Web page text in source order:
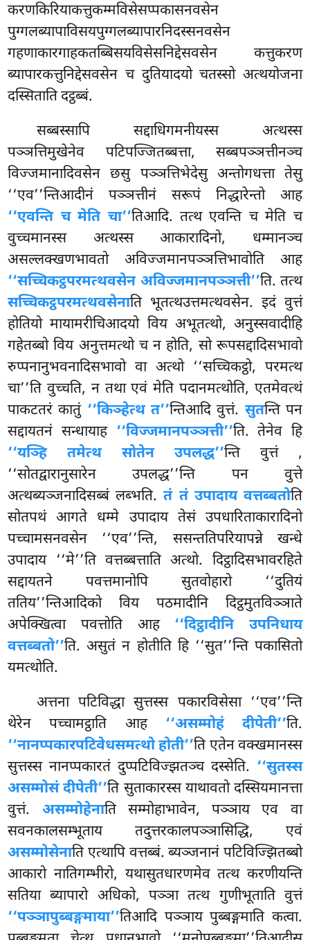
करणकिरियाकत्तुकम्मविसेसप्पकासनवसेन
पुग्गलब्यापाविसयपुग्गलब्यापारनिदस्सनवसेन
गहणाकारगाहकतब्बिसयविसेसनिद्देसवसेन कत्तुकरण
ब्यापारकत्तुनिद्देसवसेन च दुतियादयो चतस्सो अत्थयोजना
दस्सिताति दट्ठब्बं.
सब्बस्सापि सद्दाधिगमनीयस्स अत्थस्स
पञ्ञत्तिमुखेनेव पटिपज्जितब्बत्ता, सब्बपञ्ञत्तीनञ्च
विज्जमानादिवसेन छसु पञ्ञत्तिभेदेसु अन्तोगधत्ता तेसु
‘‘एव’’न्तिआदीनं पञ्ञत्तीनं सरूपं निद्धारेन्तो आह
‘‘एवन्ति च मेति चा’’तिआदि. तत्थ एवन्ति च मेति च
वुच्चमानस्स अत्थस्स आकारादिनो, धम्मानञ्च
असल्लक्खणभावतो अविज्जमानपञ्ञत्तिभावोति आह
‘‘सच्चिकट्ठपरमत्थवसेन अविज्जमानपञ्ञत्ती’’ति. तत्थ
सच्चिकट्ठपरमत्थवसेनाति भूतत्थउत्तमत्थवसेन. इदं वुत्तं
होतियो मायामरीचिआदयो विय अभूतत्थो, अनुस्सवादीहि
गहेतब्बो विय अनुत्तमत्थो च न होति, सो रूपसद्दादिसभावो
रुप्पनानुभवनादिसभावो वा अत्थो ‘‘सच्चिकट्ठो, परमत्थ
चा’’ति वुच्चति, न तथा एवं मेति पदानमत्थोति, एतमेवत्थं
पाकटतरं कातुं ‘‘किञ्हेत्थ त’’न्तिआदि वुत्तं. सुतन्ति पन
सद्दायतनं सन्धायाह ‘‘विज्जमानपञ्ञत्ती’’ति. तेनेव हि
‘‘यञ्हि तमेत्थ सोतेन उपलद्ध’’न्ति वुत्तं ,
‘‘सोतद्वारानुसारेन उपलद्ध’’न्ति पन वुत्ते
अत्थब्यञ्जनादिसब्बं लब्भति.तं तं उपादाय वत्तब्बतोति
सोतपथं आगते धम्मे उपादाय तेसं उपधारिताकारादिनो
पच्चामसनवसेन ‘‘एव’’न्ति, ससन्ततिपरियापन्ने खन्धे
उपादाय ‘‘मे’’ति वत्तब्बत्ताति अत्थो. दिट्ठादिसभावरहिते
सद्दायतने पवत्तमानोपि सुतवोहारो ‘‘दुतियं
ततिय’’न्तिआदिको विय पठमादीनि दिट्ठमुतविञ्ञाते
अपेक्खित्वा पवत्तोति आह ‘‘दिट्ठादीनि उपनिधाय
वत्तब्बतो’’ति. असुतं न होतीति हि ‘‘सुत’’न्ति पकासितो
यमत्थोति.
अत्तना पटिविद्धा सुत्तस्स पकारविसेसा ‘‘एव’’न्ति
थेरेन पच्चामट्ठाति आह ‘‘असम्मोहं दीपेती’’ति.
‘‘नानप्पकारपटिवेधसमत्थो होती’’ति एतेन वक्खमानस्स
सुत्तस्स नानप्पकारतं दुप्पटिविज्झतञ्च दस्सेति. ‘‘सुतस्स
असम्मोसं दीपेती’’ति सुताकारस्स याथावतो दस्सियमानत्ता
वुत्तं. असम्मोहेनाति सम्मोहाभावेन, पञ्ञाय एव वा
सवनकालसम्भूताय तदुत्तरकालपञ्ञासिद्धि, एवं
असम्मोसेनाति एत्थापि वत्तब्बं. ब्यञ्जनानं पटिविज्झितब्बो
आकारो नातिगम्भीरो, यथासुतधारणमेव तत्थ करणीयन्ति
सतिया ब्यापारो अधिको, पञ्ञा तत्थ गुणीभूताति वुत्तं
‘‘पञ्ञापुब्बङ्गमाया’’तिआदि पञ्ञाय पुब्बङ्गमाति कत्वा.